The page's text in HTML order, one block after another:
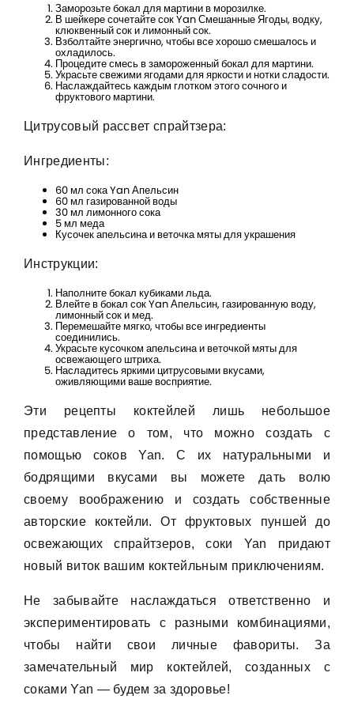
Remember me
Вход
Заморозьте бокал для мартини в морозилке.
В шейкере сочетайте сок Yan Смешанные Ягоды, водку,
клюквенный сок и лимонный сок.
Взболтайте энергично, чтобы все хорошо смешалось и
охладилось.
Процедите смесь в замороженный бокал для мартини.
Украсьте свежими ягодами для яркости и нотки сладости.
Наслаждайтесь каждым глотком этого сочного и
фруктового мартини.
Цитрусовый рассвет спрайтзера:
Ингредиенты:
60 мл сока Yan Апельсин
60 мл газированной воды
30 мл лимонного сока
5 мл меда
Кусочек апельсина и веточка мяты для украшения
Инструкции:
Наполните бокал кубиками льда.
Влейте в бокал сок Yan Апельсин, газированную воду,
лимонный сок и мед.
Перемешайте мягко, чтобы все ингредиенты
соединились.
Украсьте кусочком апельсина и веточкой мяты для
освежающего штриха.
Насладитесь яркими цитрусовыми вкусами,
оживляющими ваше восприятие.
Эти рецепты коктейлей лишь небольшое
представление о том, что можно создать с
помощью соков Yan. С их натуральными и
бодрящими вкусами вы можете дать волю
своему воображению и создать собственные
авторские коктейли. От фруктовых пуншей до
освежающих спрайтзеров, соки Yan придают
новый виток вашим коктейльным приключениям.
Не забывайте наслаждаться ответственно и
экспериментировать с разными комбинациями,
чтобы найти свои личные фавориты. За
замечательный мир коктейлей, созданных с
соками Yan — будем за здоровье!